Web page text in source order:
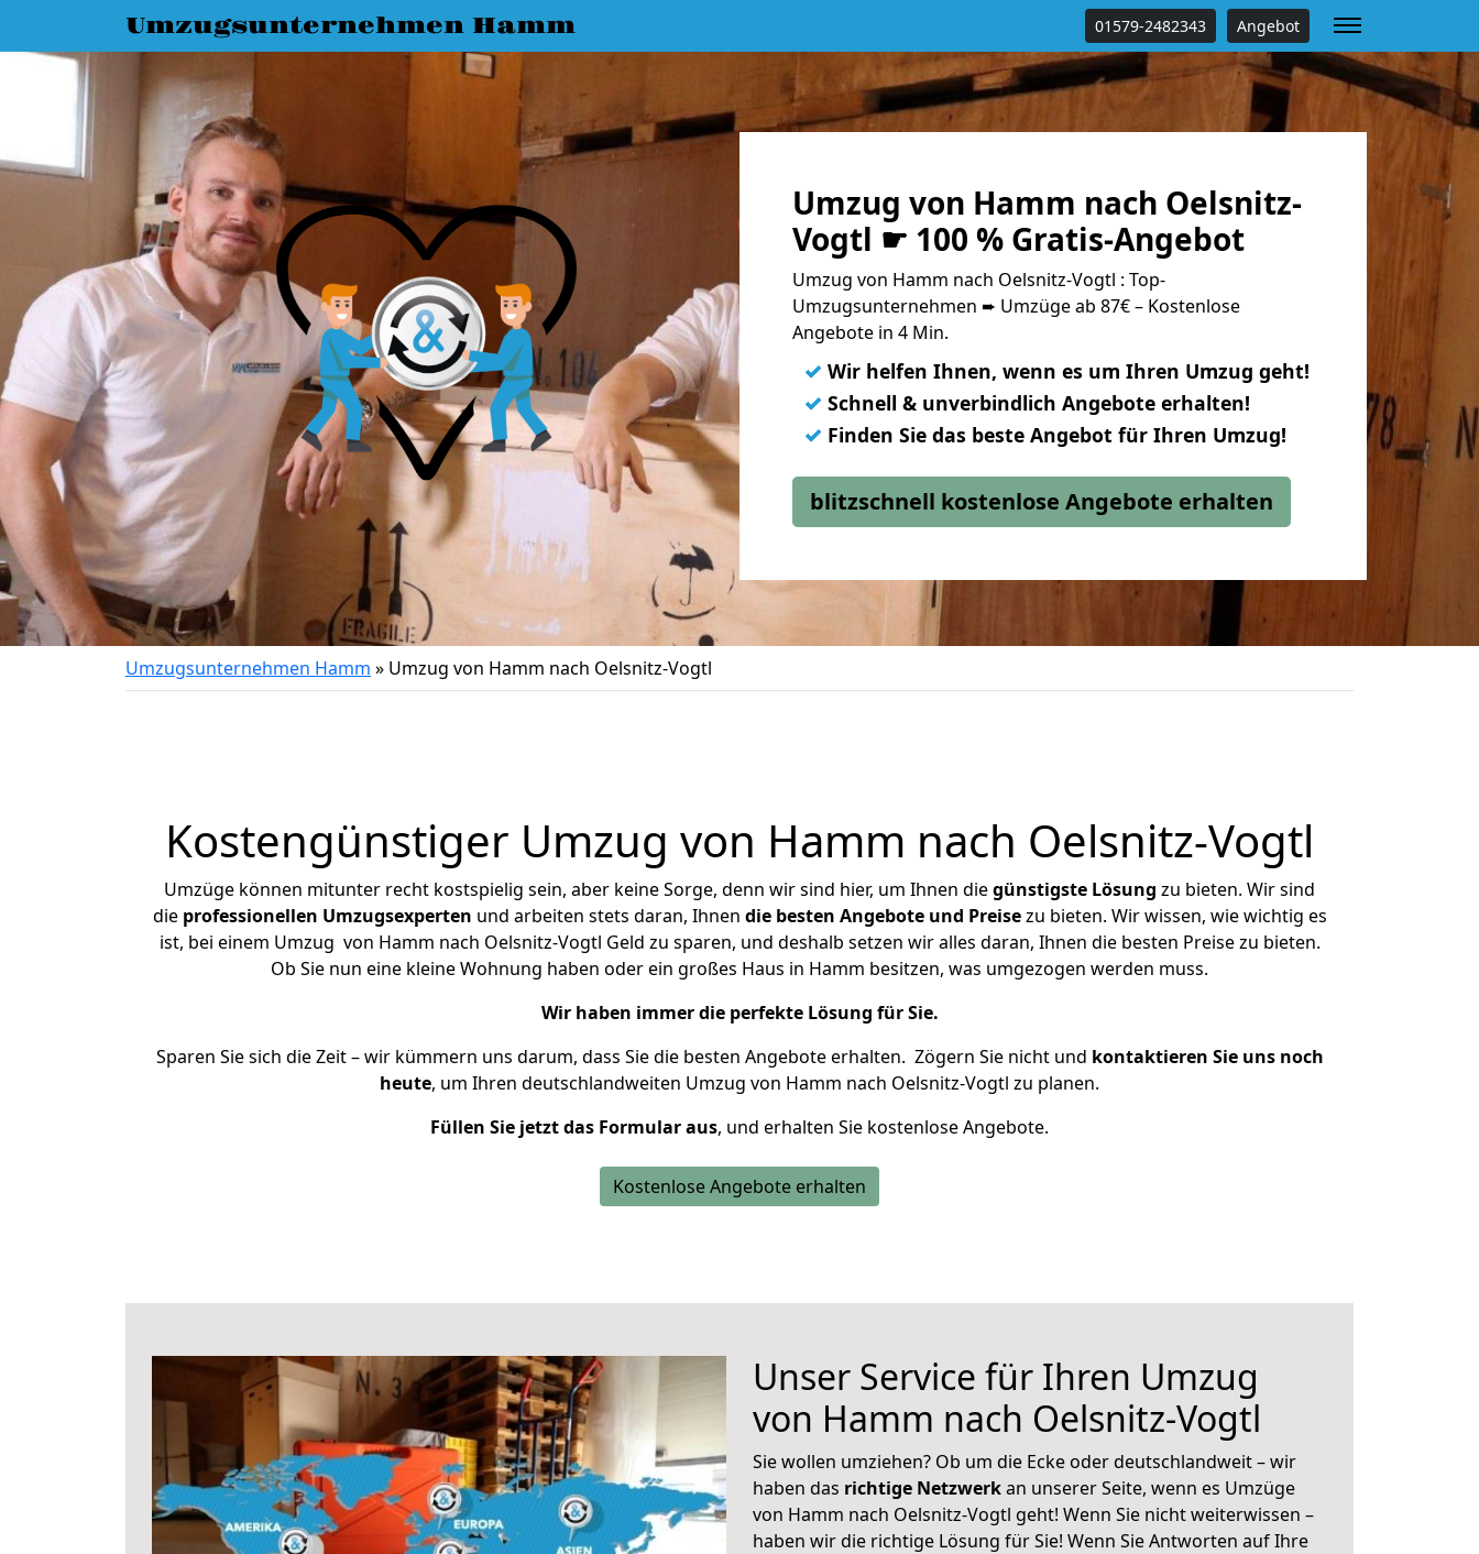
Umzugsunternehmen Hamm 01579-2482343 Angebot
Umzug von Hamm nach Oelsnitz-
Vogtl ☛ 100 % Gratis-Angebot
Umzug von Hamm nach Oelsnitz-Vogtl : Top-
Umzugsunternehmen ➨ Umzüge ab 87€ – Kostenlose
Angebote in 4 Min.
✓ Wir helfen Ihnen, wenn es um Ihren Umzug geht!
✓ Schnell & unverbindlich Angebote erhalten!
✓ Finden Sie das beste Angebot für Ihren Umzug!
blitzschnell kostenlose Angebote erhalten
Umzugsunternehmen Hamm » Umzug von Hamm nach Oelsnitz-Vogtl
Kostengünstiger Umzug von Hamm nach Oelsnitz-Vogtl
Umzüge können mitunter recht kostspielig sein, aber keine Sorge, denn wir sind hier, um Ihnen diegünstigste Lösung zu bieten. Wir sind
die professionellen Umzugsexperten und arbeiten stets daran, Ihnen die besten Angebote und Preisezu bieten. Wir wissen, wie wichtig es
ist, bei einem Umzug von Hamm nach Oelsnitz-Vogtl Geld zu sparen, und deshalb setzen wir alles daran, Ihnen die besten Preise zu bieten.
Ob Sie nun eine kleine Wohnung haben oder ein großes Haus in Hamm besitzen, was umgezogen werden muss.
Wir haben immer die perfekte Lösung für Sie.
Sparen Sie sich die Zeit – wir kümmern uns darum, dass Sie die besten Angebote erhalten. Zögern Sie nicht und kontaktieren Sie uns noch
heute, um Ihren deutschlandweiten Umzug von Hamm nach Oelsnitz-Vogtl zu planen.
Füllen Sie jetzt das Formular aus, und erhalten Sie kostenlose Angebote.
Kostenlose Angebote erhalten
Unser Service für Ihren Umzug
von Hamm nach Oelsnitz-Vogtl
Sie wollen umziehen? Ob um die Ecke oder deutschlandweit – wir
haben das richtige Netzwerkan unserer Seite, wenn es Umzüge
von Hamm nach Oelsnitz-Vogtl geht! Wenn Sie nicht weiterwissen –
haben wir die richtige Lösung für Sie! Wenn Sie Antworten auf Ihre